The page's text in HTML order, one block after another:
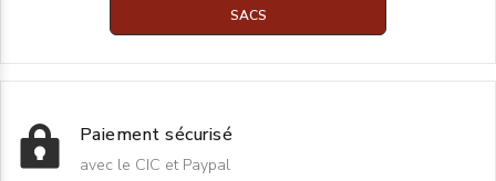
SACS
Paiement sécurisé
avec le CIC et Paypal